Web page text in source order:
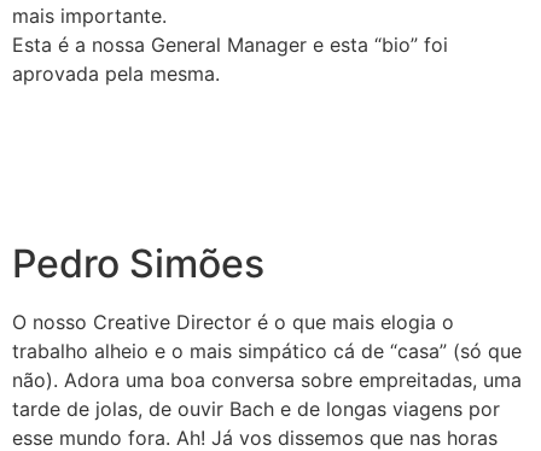
mais importante.
Esta é a nossa General Manager e esta “bio” foi
aprovada pela mesma.
Pedro Simões
O nosso Creative Director é o que mais elogia o
trabalho alheio e o mais simpático cá de “casa” (só que
não). Adora uma boa conversa sobre empreitadas, uma
tarde de jolas, de ouvir Bach e de longas viagens por
esse mundo fora. Ah! Já vos dissemos que nas horas